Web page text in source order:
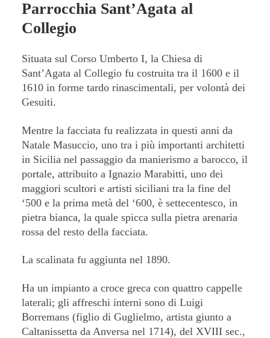
Parrocchia Sant’Agata al
Collegio
Situata sul Corso Umberto I, la Chiesa di
Sant’Agata al Collegio fu costruita tra il 1600 e il
1610 in forme tardo rinascimentali, per volontà dei
Gesuiti.
Mentre la facciata fu realizzata in questi anni da
Natale Masuccio, uno tra i più importanti architetti
in Sicilia nel passaggio da manierismo a barocco, il
portale, attribuito a Ignazio Marabitti, uno dei
maggiori scultori e artisti siciliani tra la fine del
‘500 e la prima metà del ‘600, è settecentesco, in
pietra bianca, la quale spicca sulla pietra arenaria
rossa del resto della facciata.
La scalinata fu aggiunta nel 1890.
Ha un impianto a croce greca con quattro cappelle
laterali; gli affreschi interni sono di Luigi
Borremans (figlio di Guglielmo, artista giunto a
Caltanissetta da Anversa nel 1714), del XVIII sec.,